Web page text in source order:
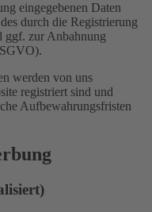
eingegebenen Daten
durch die Registrierung
ggf. zur Anbahnung
werden von uns
registriert sind und
Aufbewahrungsfristen